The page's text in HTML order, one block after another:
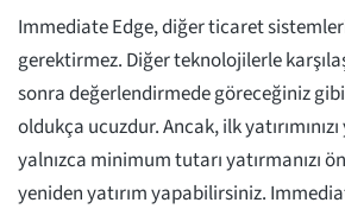
Immediate Edge, diğer ticaret
gerektirmez. Diğer teknolojilerle
sonra değerlendirmede göreceğiniz
oldukça ucuzdur. Ancak, ilk
yalnızca minimum tutarı yatırmanızı
yeniden yatırım yapabilirsiniz.